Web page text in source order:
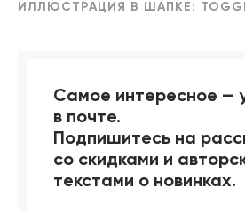
ИЛЛЮСТРАЦИЯ В ШАПКЕ:
Самое интересное —
в почте.
Подпишитесь на
со скидками и
текстами о новинках.